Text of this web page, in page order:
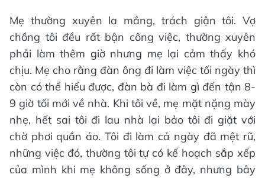
Mẹ thường xuyên la mắng, trách giận tôi. Vợ
chồng tôi đều rất bận công việc, thường xuyên
phải làm thêm giờ nhưng mẹ lại cảm thấy khó
chịu. Mẹ cho rằng đàn ông đi làm việc tối ngày thì
còn có thể hiểu được, đàn bà đi làm gì đến tận 8-
9 giờ tối mới về nhà. Khi tôi về, mẹ mặt nặng mày
nhẹ, hết sai tôi đi lau nhà lại bảo tôi đi giặt với
chờ phơi quần áo. Tôi đi làm cả ngày đã mệt rũ,
những việc đó, thường tôi tự có kế hoạch sắp xếp
của mình khi mẹ không sống ở đây, nhưng bây